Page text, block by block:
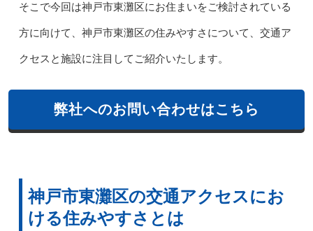
そこで今回は神戸市東灘区にお住まいをご検討されている
方に向けて、神戸市東灘区の住みやすさについて、交通ア
クセスと施設に注目してご紹介いたします。
弊社へのお問い合わせはこちら
神戸市東灘区の交通アクセスにお
ける住みやすさとは